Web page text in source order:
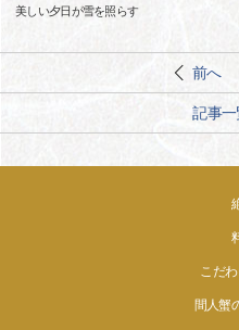
美しい夕日が雪を照らす
前へ
記事一
こだ
間人蟹